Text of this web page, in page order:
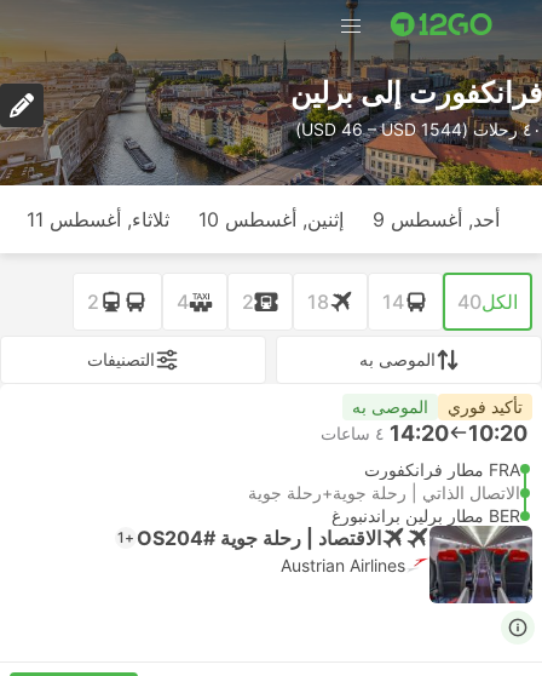
فرانكفورت إلى برلين
٤٠ رحلات (USD 46 – USD 1544)
أحد, أغسطس 9 إثنين, أغسطس 10 ثلاثاء, أغسطس 11
الكل40
14
18
2
4
2
الموصى به التصنيفات
تأكيد فوري الموصى به
10:20
14:20 ٤ ساعات
FRA مطار فرانكفورت
الاتصال الذاتي | رحلة جوية+رحلة جوية
BER مطار برلين براندنبورغ
الاقتصاد | رحلة جوية #OS204 +1
Austrian Airlines